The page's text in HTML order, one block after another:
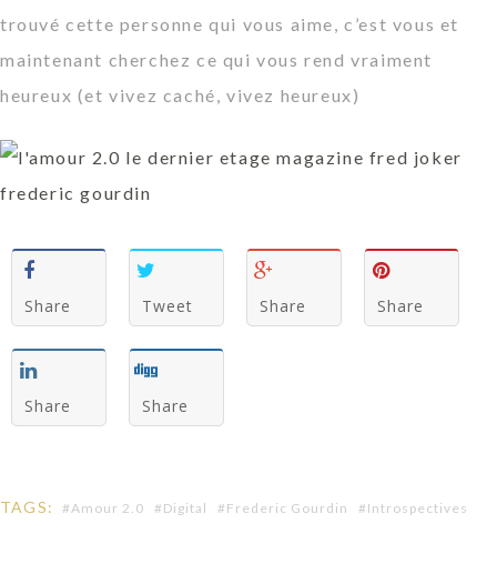
trouvé cette personne qui vous aime, c’est vous et
maintenant cherchez ce qui vous rend vraiment
heureux (et vivez caché, vivez heureux)
Share Tweet Share Share
Share Share
TAGS: Amour 2.0 Digital Frederic Gourdin Introspectives